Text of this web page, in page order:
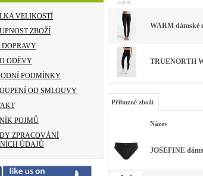
VELIKOSTÍ
ZBOŽÍ
DOPRAVY
ODĚVY
PODMÍNKY
OD SMLOUVY
POJMŮ
ZPRACOVÁNÍ
ÚDAJŮ
WARM dámské
TRUENORTH
Příbuzné zboží
Název
JOSEFINE